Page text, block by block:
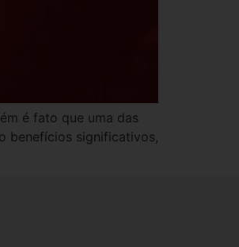
é fato que uma das
benefícios significativos,